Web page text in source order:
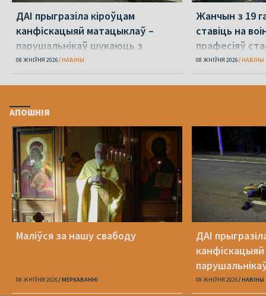
ДАІ прыгразіла кіроўцам
канфіскацыяй матацыклаў –
парушальнікаў шукаюць з
дронамі
08 ЖНІЎНЯ 2026 НАВІНЫ
Жанчын з 19
ставіць на
прафесіяў
08 ЖНІЎНЯ 2026 НАВІНЫ
АПОШНІЯ
Маліўся за нашу свабоду
08 ЖНІЎНЯ 2026 МЕРКАВАННI
ДАІ
дронамі
08 ЖНІЎНЯ 2026 НАВІНЫ